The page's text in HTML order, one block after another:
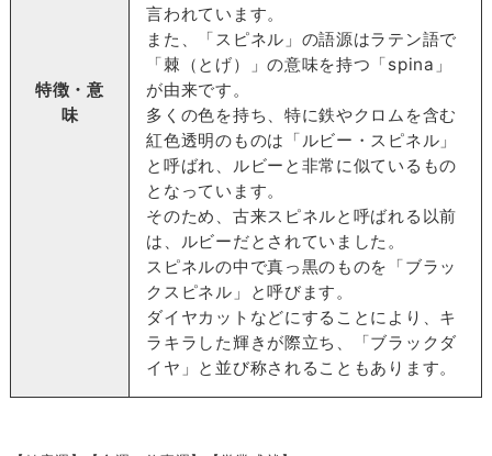
特徴・意
味
言われています。
また、「スピネル」の語源はラテン語で
「棘（とげ）」の意味を持つ「spina」
が由来です。
多くの色を持ち、特に鉄やクロムを含む
紅色透明のものは「ルビー・スピネル」
と呼ばれ、ルビーと非常に似ているもの
となっています。
そのため、古来スピネルと呼ばれる以前
は、ルビーだとされていました。
スピネルの中で真っ黒のものを「ブラッ
クスピネル」と呼びます。
ダイヤカットなどにすることにより、キ
ラキラした輝きが際立ち、「ブラックダ
イヤ」と並び称されることもあります。